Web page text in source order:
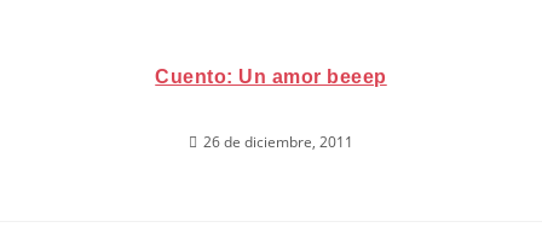
Cuento: Un amor beeep
26 de diciembre, 2011